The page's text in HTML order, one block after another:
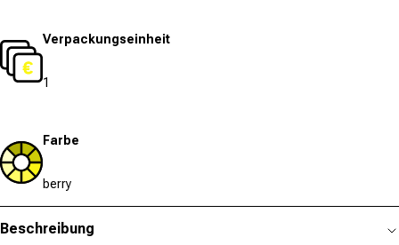
Verpackungseinheit
1
Farbe
berry
Beschreibung